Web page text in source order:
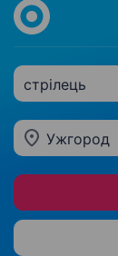
стрілець
Ужгород